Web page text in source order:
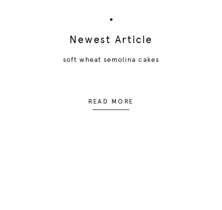
Newest Article
soft wheat semolina cakes
READ MORE